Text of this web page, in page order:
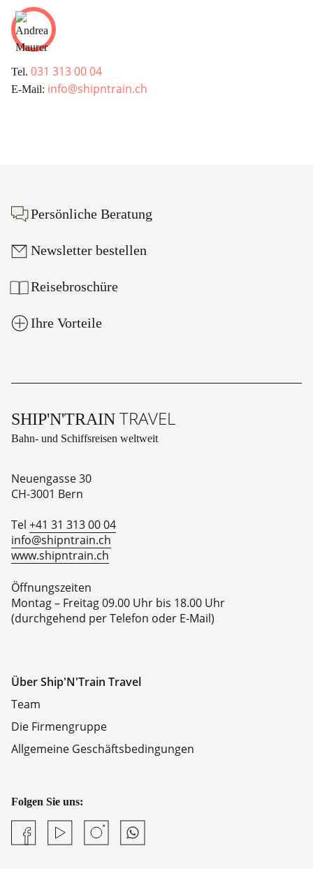
Tel. 031 313 00 04
E-Mail: info@shipntrain.ch
Persönliche Beratung
Newsletter bestellen
Reisebroschüre
Ihre Vorteile
SHIP'N'TRAIN TRAVEL
Bahn- und Schiffsreisen weltweit
Neuengasse 30
CH-3001 Bern
Tel +41 31 313 00 04
info@shipntrain.ch
www.shipntrain.ch
Öffnungszeiten
Montag – Freitag 09.00 Uhr bis 18.00 Uhr
(durchgehend per Telefon oder E-Mail)
Über Ship'N'Train Travel
Team
Die Firmengruppe
Allgemeine Geschäftsbedingungen
Folgen Sie uns:
Facebook YouTube Instagram Whatsapp